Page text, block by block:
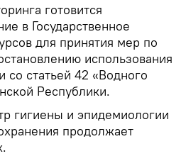
готовится
в Государственное
для принятия мер по
использования
со статьей 42 «Водного
Республики.
гигиены и эпидемиологии
продолжает